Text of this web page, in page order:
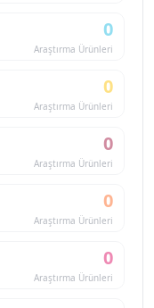
0
Araştırma Ürünleri
0
Araştırma Ürünleri
0
Araştırma Ürünleri
0
Araştırma Ürünleri
0
Araştırma Ürünleri